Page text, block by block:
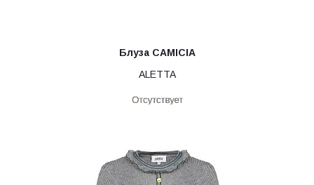
Блуза CAMICIA
ALETTA